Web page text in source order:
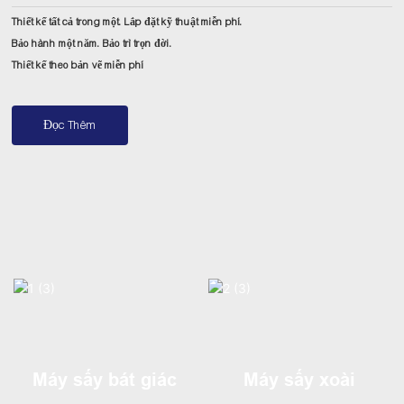
Thiết kế tất cả trong một. Lắp đặt kỹ thuật miễn phí.
Bảo hành một năm. Bảo trì trọn đời.
Thiết kế theo bản vẽ miễn phí
Đọc Thêm